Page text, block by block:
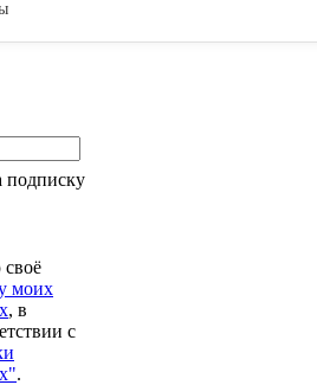
подписку
моих
, в
с
.